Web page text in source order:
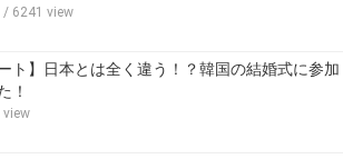
/ 6241 view
ート】日本とは全く違う！？韓国の結婚式に参加
！
view